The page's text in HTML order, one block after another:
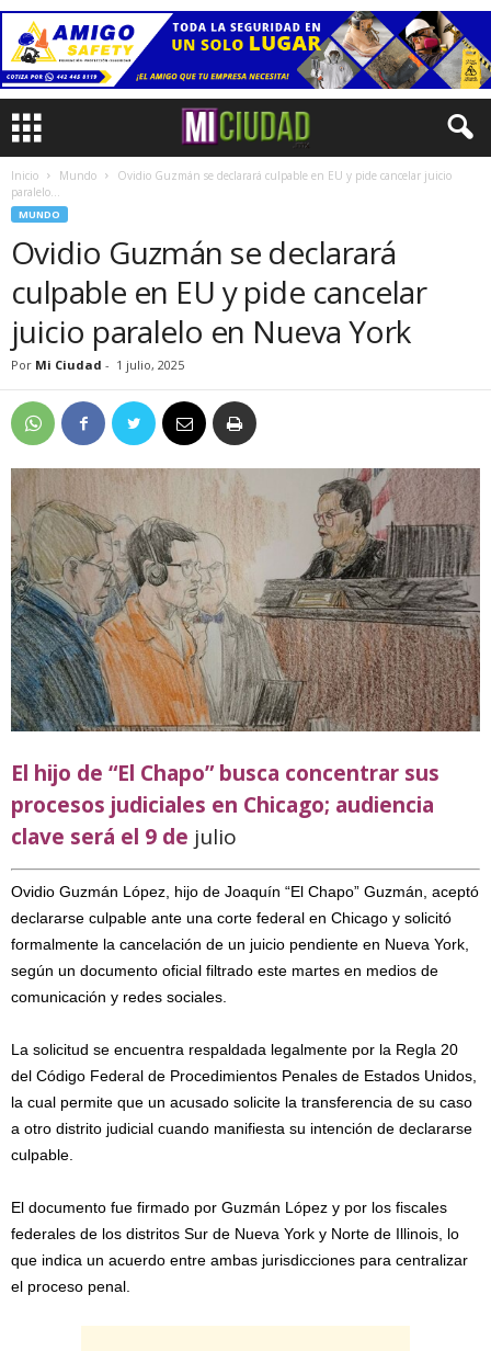
Inicio Mundo
Ovidio Guzmán se declarará culpable en EU y pide cancelar juicio
paralelo...
MUNDO
Ovidio Guzmán se declarará
culpable en EU y pide cancelar
juicio paralelo en Nueva York
Por Mi Ciudad - 1 julio, 2025
El hijo de “El Chapo” busca concentrar sus
procesos judiciales en Chicago; audiencia
clave será el 9 de julio
Ovidio Guzmán López, hijo de Joaquín “El Chapo” Guzmán, aceptó
declararse culpable ante una corte federal en Chicago y solicitó
formalmente la cancelación de un juicio pendiente en Nueva York,
según un documento oficial filtrado este martes en medios de
comunicación y redes sociales.
La solicitud se encuentra respaldada legalmente por la Regla 20
del Código Federal de Procedimientos Penales de Estados Unidos,
la cual permite que un acusado solicite la transferencia de su caso
a otro distrito judicial cuando manifiesta su intención de declararse
culpable.
El documento fue firmado por Guzmán López y por los fiscales
federales de los distritos Sur de Nueva York y Norte de Illinois, lo
que indica un acuerdo entre ambas jurisdicciones para centralizar
el proceso penal.